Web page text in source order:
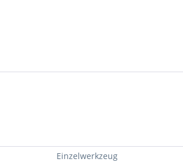
Einzelwerkzeug